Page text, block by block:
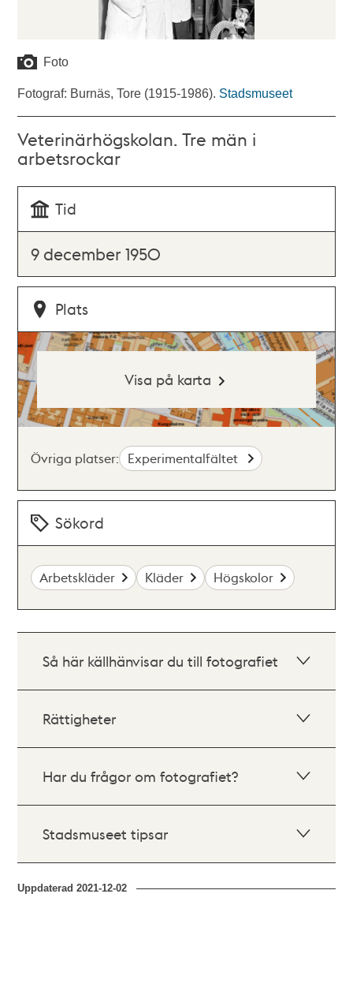
Foto
Fotograf: Burnäs, Tore (1915-1986). Stadsmuseet
Veterinärhögskolan. Tre män i
arbetsrockar
Tid
9 december 1950
Plats
Visa på karta
Övriga platser: Experimentalfältet
Sökord
Arbetskläder Kläder Högskolor
Så här källhänvisar du till fotografiet
Rättigheter
Har du frågor om fotografiet?
Stadsmuseet tipsar
Uppdaterad2021-12-02